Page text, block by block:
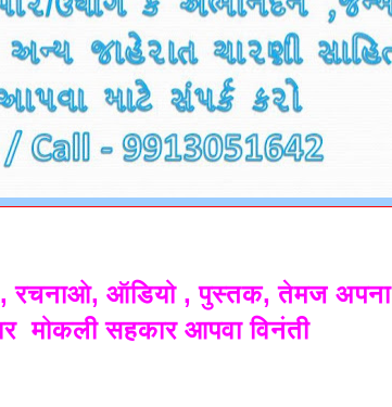
, रचनाओ, ऑडियो , पुस्तक, तेमज अपना
मोकली सहकार आपवा विनंती